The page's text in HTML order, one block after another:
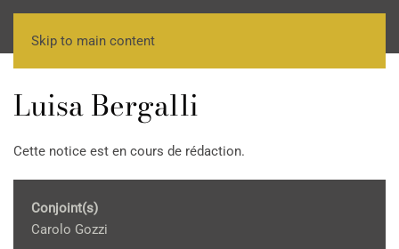
Skip to main content
Luisa Bergalli
Cette notice est en cours de rédaction.
Conjoint(s)
Carolo Gozzi